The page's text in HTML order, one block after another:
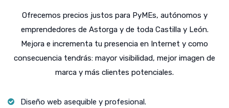
Ofrecemos precios justos para PyMEs, autónomos y
emprendedores de Astorga y de toda Castilla y León.
Mejora e incrementa tu presencia en Internet y como
consecuencia tendrás: mayor visibilidad, mejor imagen de
marca y más clientes potenciales.
Diseño web asequible y profesional.